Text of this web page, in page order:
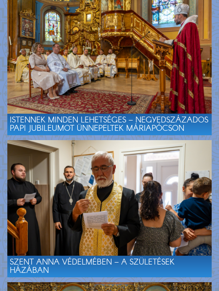
ISTENNEK MINDEN LEHETSÉGES – NEGYEDSZÁZADOS
PAPI JUBILEUMOT ÜNNEPELTEK MÁRIAPÓCSON
SZENT ANNA VÉDELMÉBEN – A SZÜLETÉSEK
HÁZÁBAN